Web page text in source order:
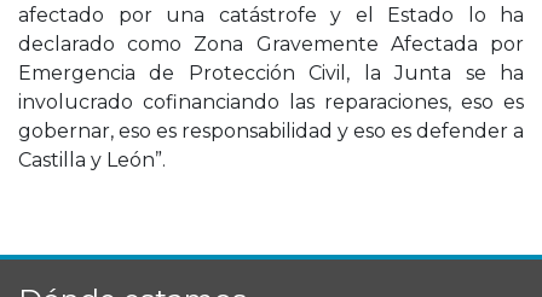
afectado por una catástrofe y el Estado lo ha
declarado como Zona Gravemente Afectada por
Emergencia de Protección Civil, la Junta se ha
involucrado cofinanciando las reparaciones, eso es
gobernar, eso es responsabilidad y eso es defender a
Castilla y León”.